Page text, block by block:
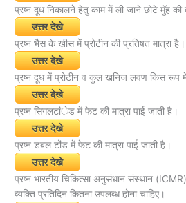
प्रष्न दूध निकालने हेतु काम में ली जाने छोटे मुॅह की
उत्तर देखे
प्रष्न भैस के खीस में प्रोटीन की प्रतिषत मात्रा है।
उत्तर देखे
प्रष्न दूध में प्रोटीन व कुल खनिज लवण किस रूप
उत्तर देखे
प्रष्न सिगलटांेड में फेट की मात्रा पाई जाती है।
उत्तर देखे
प्रष्न डबल टोंड में फेट की मात्रा पाई जाती है।
उत्तर देखे
प्रष्न भारतीय चिकित्सा अनुसंधान संस्थान
व्यक्ति प्रतिदिन कितना उपलब्ध होना चाहिए।